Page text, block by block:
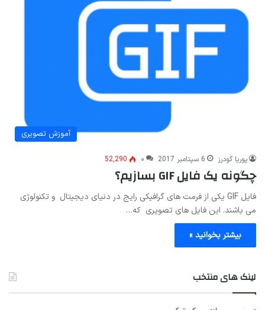
آموزش تصویری
پوریا گودرز 6 سپتامبر 2017 ۰ 52,290
چگونه یک فایل GIF بسازیم؟
فایل GIF یکی از فرمت های گرافیکی رایج در دنیای دیجیتال و تکنولوژی
می باشند. این فایل های تصویری که…
بیشتر بخوانید »
لینک های منتخب